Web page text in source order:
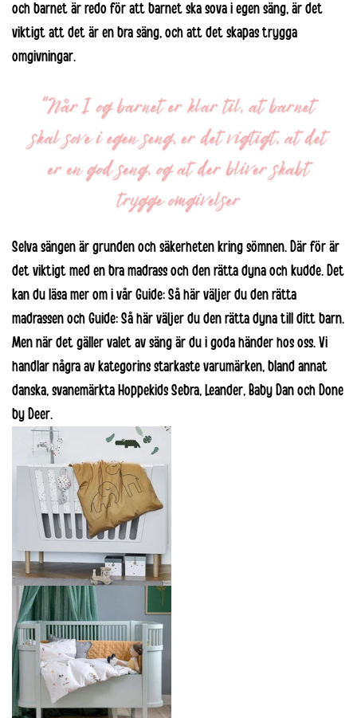
och barnet är redo för att barnet ska sova i egen säng, är det
viktigt att det är en bra säng, och att det skapas trygga
omgivningar.
Selva sängen är grunden och säkerheten kring sömnen. Där för är
det viktigt med en bra madrass och den rätta dyna och kudde. Det
kan du läsa mer om i vår Guide: Så här väljer du den rätta
madrassen och Guide: Så här väljer du den rätta dyna till ditt barn.
Men när det gäller valet av säng är du i goda händer hos oss. Vi
handlar några av kategorins starkaste varumärken, bland annat
danska, svanemärkta Hoppekids Sebra, Leander, Baby Dan och Done
by Deer.